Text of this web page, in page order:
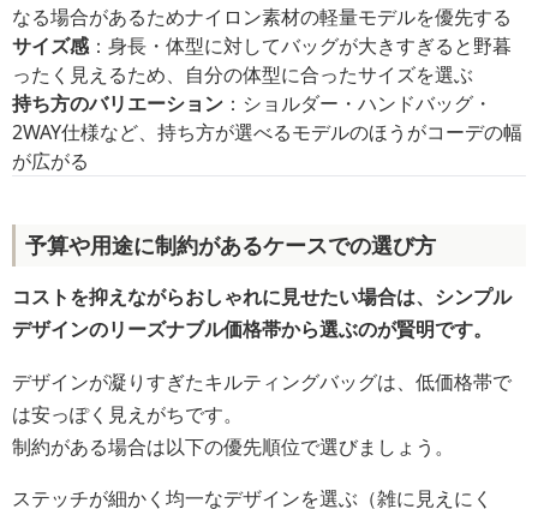
なる場合があるためナイロン素材の軽量モデルを優先する
サイズ感：身長・体型に対してバッグが大きすぎると野暮
ったく見えるため、自分の体型に合ったサイズを選ぶ
持ち方のバリエーション ：ショルダー・ハンドバッグ・
2WAY仕様など、持ち方が選べるモデルのほうがコーデの幅
が広がる
予算や用途に制約があるケースでの選び方
コストを抑えながらおしゃれに見せたい場合は、シンプル
デザインのリーズナブル価格帯から選ぶのが賢明です。
デザインが凝りすぎたキルティングバッグは、低価格帯で
は安っぽく見えがちです。
制約がある場合は以下の優先順位で選びましょう。
ステッチが細かく均一なデザインを選ぶ（雑に見えにく